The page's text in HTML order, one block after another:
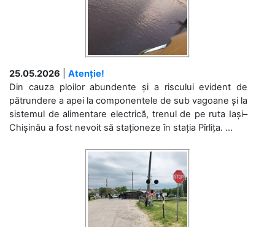
25.05.2026
Atenție!
Din cauza ploilor abundente și a riscului evident de
pătrundere a apei la componentele de sub vagoane și la
sistemul de alimentare electrică, trenul de pe ruta Iași–
Chișinău a fost nevoit să staționeze în stația Pîrlița. ...